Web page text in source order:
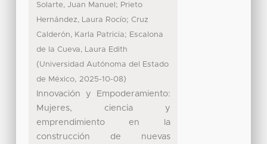
Solarte, Juan Manuel ; Prieto
Hernández, Laura Rocío; Cruz
Calderón, Karla Patricia; Escalona
de la Cueva, Laura Edith
(Universidad Autónoma del Estado
de México, 2025-10-08)
Innovación y Empoderamiento:
Mujeres, ciencia y
emprendimiento en la
construcción de nuevas